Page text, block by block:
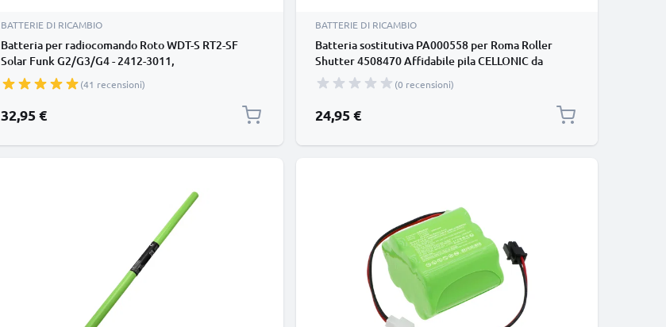
BATTERIE DI RICAMBIO
Batteria per radiocomando Roto WDT-S RT2-SF
Solar Funk G2/G3/G4 - 2412-3011,
GP210AAHCB10BMX, GPRHC212B206 (1800mAh)
Affidabile ricambio per azionare il telecomando
(41 recensioni)
32,95 €
BATTERIE DI RICAMBIO
Batteria sostitutiva PA000558 per Roma Roller
Shutter 4508470 Affidabile pila CELLONIC da
700mAh Lunga durata per la tua sicurezza
(0 recensioni)
24,95 €